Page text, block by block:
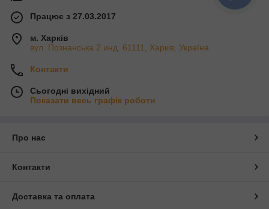
Працює з 27.03.2017
м. Харків
вул. Познанська 2 инд. 61111, Харків, Україна
Контакти
Сьогодні вихідний
Показати весь графік роботи
Про нас
Контакти
Доставка та оплата